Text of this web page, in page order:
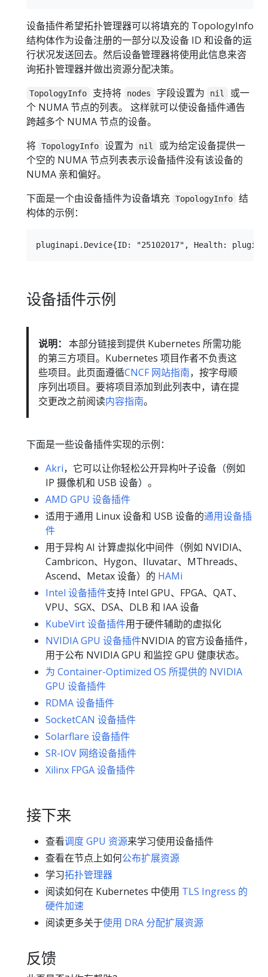
设备插件希望拓扑管理器可以将填充的 TopologyInfo
结构体作为设备注册的一部分以及设备 ID 和设备的运
行状况发送回去。然后设备管理器将使用此信息来咨
询拓扑管理器并做出资源分配决策。
TopologyInfo 支持将 nodes 字段设置为 nil
或一
个 NUMA 节点的列表。 这样就可以使设备插件通告
跨越多个 NUMA 节点的设备。
将 TopologyInfo 设置为 nil
或为给定设备提供一
个空的 NUMA 节点列表表示设备插件没有该设备的
NUMA 亲和偏好。
下面是一个由设备插件为设备填充 TopologyInfo
结
构体的示例：
设备插件示例
说明： 本部分链接到提供 Kubernetes 所需功能
的第三方项目。Kubernetes 项目作者不负责这
些项目。此页面遵循CNCF 网站指南，按字母顺
序列出项目。要将项目添加到此列表中，请在提
交更改之前阅读内容指南。
下面是一些设备插件实现的示例：
Akri，它可以让你轻松公开异构叶子设备（例如
IP 摄像机和 USB 设备）。
AMD GPU 设备插件
适用于通用 Linux 设备和 USB 设备的通用设备插
件
用于异构 AI 计算虚拟化中间件（例如 NVIDIA、
Cambricon、Hygon、Iluvatar、MThreads、
Ascend、Metax 设备）的 HAMi
Intel 设备插件支持 Intel GPU、FPGA、QAT、
VPU、SGX、DSA、DLB 和 IAA 设备
KubeVirt 设备插件用于硬件辅助的虚拟化
NVIDIA GPU 设备插件NVIDIA 的官方设备插件，
用于公布 NVIDIA GPU 和监控 GPU 健康状态。
为 Container-Optimized OS 所提供的 NVIDIA
GPU 设备插件
RDMA 设备插件
SocketCAN 设备插件
Solarflare 设备插件
SR-IOV 网络设备插件
Xilinx FPGA 设备插件
接下来
查看调度 GPU 资源来学习使用设备插件
查看在节点上如何公布扩展资源
学习拓扑管理器
阅读如何在 Kubernetes 中使用 TLS Ingress 的
硬件加速
阅读更多关于使用 DRA 分配扩展资源
反馈